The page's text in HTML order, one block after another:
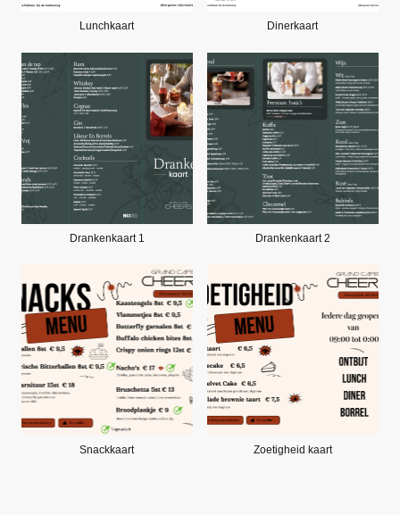
Lunchkaart Dinerkaart
Drankenkaart 1 Drankenkaart 2
Snackkaart Zoetigheid kaart